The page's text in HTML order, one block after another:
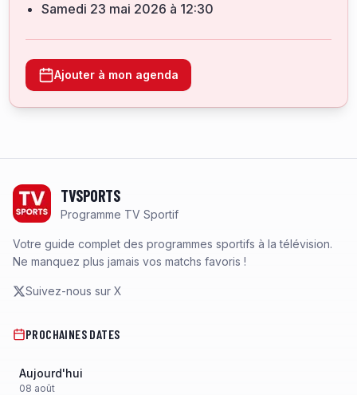
samedi 23 mai 2026 à 12:30
Ajouter à mon agenda
TVSPORTS
Programme TV Sportif
Votre guide complet des programmes sportifs à la télévision.
Ne manquez plus jamais vos matchs favoris !
Suivez-nous sur X
PROCHAINES DATES
Aujourd'hui
08 août